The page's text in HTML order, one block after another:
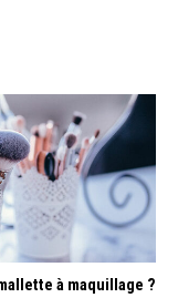
à maquillage ?